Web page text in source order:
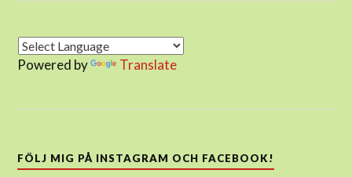
Powered by Translate
FÖLJ MIG PÅ INSTAGRAM OCH FACEBOOK!